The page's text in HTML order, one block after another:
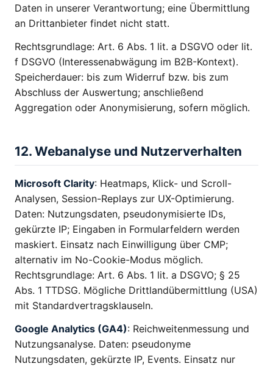
Daten in unserer Verantwortung; eine Übermittlung
an Drittanbieter findet nicht statt.
Rechtsgrundlage: Art. 6 Abs. 1 lit. a DSGVO oder lit.
f DSGVO (Interessenabwägung im B2B-Kontext).
Speicherdauer: bis zum Widerruf bzw. bis zum
Abschluss der Auswertung; anschließend
Aggregation oder Anonymisierung, sofern möglich.
12. Webanalyse und Nutzerverhalten
Microsoft Clarity: Heatmaps, Klick- und Scroll-
Analysen, Session-Replays zur UX-Optimierung.
Daten: Nutzungsdaten, pseudonymisierte IDs,
gekürzte IP; Eingaben in Formularfeldern werden
maskiert. Einsatz nach Einwilligung über CMP;
alternativ im No-Cookie-Modus möglich.
Rechtsgrundlage: Art. 6 Abs. 1 lit. a DSGVO; § 25
Abs. 1 TTDSG. Mögliche Drittlandübermittlung (USA)
mit Standardvertragsklauseln.
Google Analytics (GA4): Reichweitenmessung und
Nutzungsanalyse. Daten: pseudonyme
Nutzungsdaten, gekürzte IP, Events. Einsatz nur